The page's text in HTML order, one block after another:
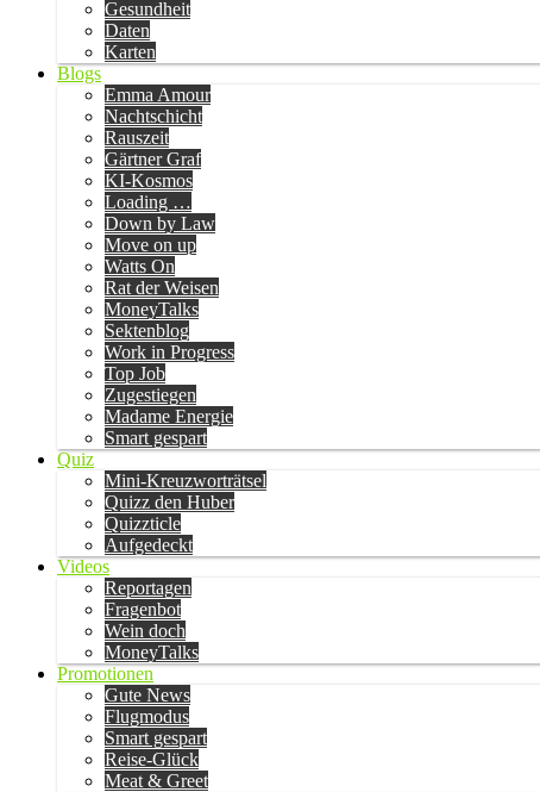
Gesundheit
Daten
Karten
Blogs
Emma Amour
Nachtschicht
Rauszeit
Gärtner Graf
KI-Kosmos
Loading …
Down by Law
Move on up
Watts On
Rat der Weisen
MoneyTalks
Sektenblog
Work in Progress
Top Job
Zugestiegen
Madame Energie
Smart gespart
Quiz
Mini-Kreuzworträtsel
Quizz den Huber
Quizzticle
Aufgedeckt
Videos
Reportagen
Fragenbot
Wein doch
MoneyTalks
Promotionen
Gute News
Flugmodus
Smart gespart
Reise-Glück
Meat & Greet